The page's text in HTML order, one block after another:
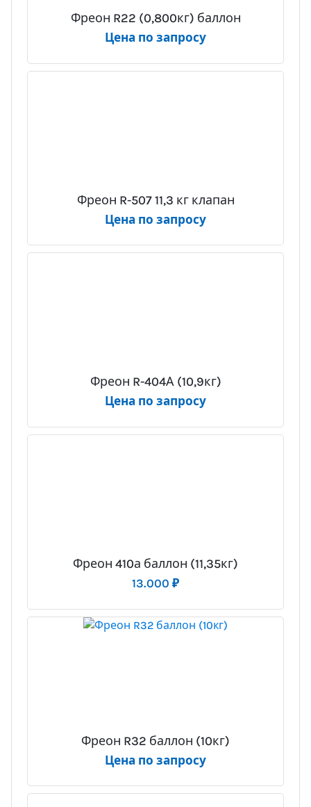
Фреон R22 (0,800кг) баллон
Цена по запросу
Фреон R-507 11,3 кг клапан
Цена по запросу
Фреон R-404А (10,9кг)
Цена по запросу
Фреон 410а баллон (11,35кг)
13.000 ₽
Фреон R32 баллон (10кг)
Цена по запросу